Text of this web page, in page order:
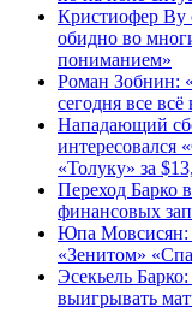
Кристиофер Ву
обидно во
пониманием»
Роман Зобнин:
сегодня все всё
Нападающий
интересовался
«Толуку» за
Переход Барко
финансовых
Юпа Мовсисян:
«Зенитом»
Эсекьель
выигрывать